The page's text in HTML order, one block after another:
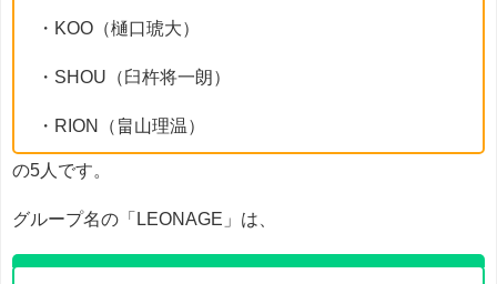
・KOO（樋口琥大）
・SHOU（臼杵将一朗）
・RION（畠山理温）
の5人です。
グループ名の「LEONAGE」は、